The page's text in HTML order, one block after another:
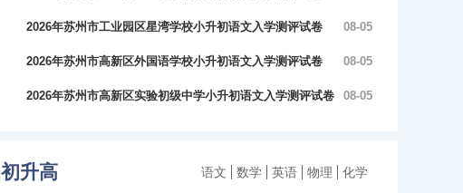
（含答案）
7浏览
2026年苏州市工业园区星湾学校小升初语文入学测评试卷
（含答案）
08-05
6浏览
2026年苏州市高新区外国语学校小升初语文入学测评试卷
（含答案）
08-05
2026年苏州市高新区实验初级中学小升初语文入学测评试卷 08-05
语文 数学 英语 物理 化学
初升高